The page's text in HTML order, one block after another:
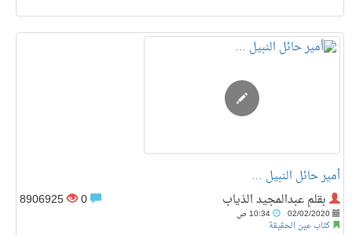
أمير حائل النبيل …
بقلم عبدالمجيد الذياب
02/02/2020
كتاب عين الحقيقة
8906925